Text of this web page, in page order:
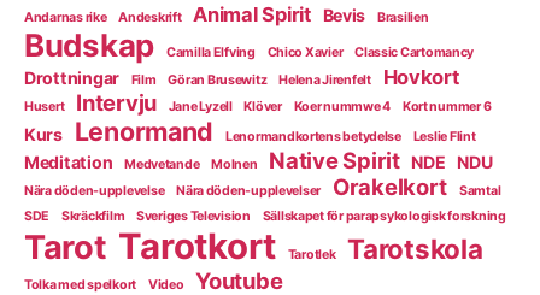
Andarnas rike Andeskrift Animal Spirit Bevis Brasilien
Budskap Camilla Elfving Chico Xavier Classic Cartomancy
Drottningar Film Göran Brusewitz Helena Jirenfelt Hovkort
Husert Intervju Jane Lyzell Klöver Koer nummwe 4 Kort nummer 6
Kurs Lenormand Lenormandkortens betydelse Leslie Flint
Meditation Medvetande Molnen Native Spirit NDE NDU
Nära döden-upplevelse Nära döden-upplevelser Orakelkort
Samtal
SDE
Skräckfilm Sveriges Television Sällskapet för parapsykologisk forskning
Tarot Tarotkort Tarotlek Tarotskola
Tolka med spelkort Video Youtube